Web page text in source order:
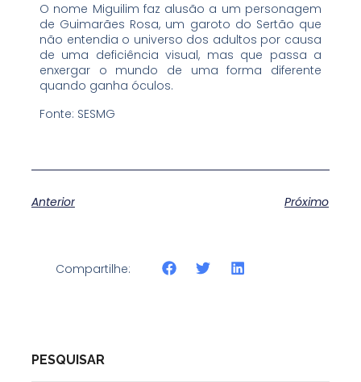
O nome Miguilim faz alusão a um personagem
de Guimarães Rosa, um garoto do Sertão que
não entendia o universo dos adultos por causa
de uma deficiência visual, mas que passa a
enxergar o mundo de uma forma diferente
quando ganha óculos.
Fonte: SESMG
Anterior Próximo
Compartilhe:
PESQUISAR